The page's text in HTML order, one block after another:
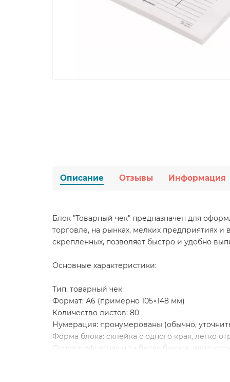
Описание Отзывы Информация
Блок "Товарный чек" предназначен для
торговле, на рынках, мелких предприятиях
скрепленных, позволяет быстро и удобно
Основные характеристики:
Тип: товарный чек
Формат: А6 (примерно 105×148 мм)
Количество листов: 80
Нумерация: пронумерованы (обычно,
Форма блока: склейка с одного края, легко
Основа: офсетная или белая бумага,